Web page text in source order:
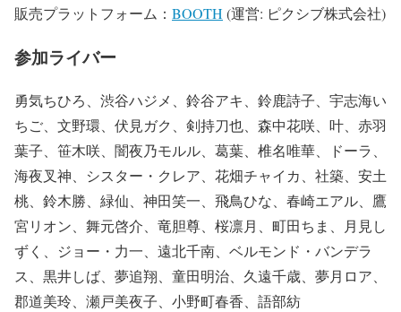
販売プラットフォーム： BOOTH (運営: ピクシブ株式会社)
参加ライバー
勇気ちひろ、渋谷ハジメ、鈴谷アキ、鈴鹿詩子、宇志海い
ちご、文野環、伏見ガク、剣持刀也、森中花咲、叶、赤羽
葉子、笹木咲、闇夜乃モルル、葛葉、椎名唯華、ドーラ、
海夜叉神、シスター・クレア、花畑チャイカ、社築、安土
桃、鈴木勝、緑仙、神田笑一、飛鳥ひな、春崎エアル、鷹
宮リオン、舞元啓介、竜胆尊、桜凛月、町田ちま、月見し
ずく、ジョー・力一、遠北千南、ベルモンド・バンデラ
ス、黒井しば、夢追翔、童田明治、久遠千歳、夢月ロア、
郡道美玲、瀬戸美夜子、小野町春香、語部紡